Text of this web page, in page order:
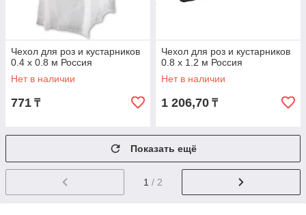
Чехол для роз и кустарников
0.4 х 0.8 м Россия
Нет в наличии
771 ₸
Чехол для роз и кустарников
0.8 х 1.2 м Россия
Нет в наличии
1 206,70 ₸
Показать ещё
1 / 2